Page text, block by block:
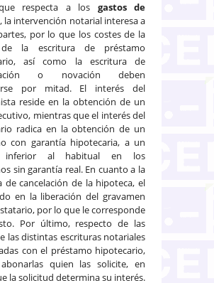
respecta a los gastos de
, la intervención notarial interesa a
por lo que los costes de la
la escritura de préstamo
así como la escritura de
o novación deben
por mitad. El interés del
reside en la obtención de un
mientras que el interés del
radica en la obtención de un
con garantía hipotecaria, a un
inferior al habitual en los
sin garantía real. En cuanto a la
de cancelación de la hipoteca, el
en la liberación del gravamen
por lo que le corresponde
Por último, respecto de las
las distintas escrituras notariales
con el préstamo hipotecario,
quien las solicite, en
la solicitud determina su interés.